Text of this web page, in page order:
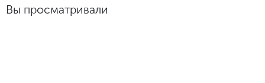
Вы просматривали